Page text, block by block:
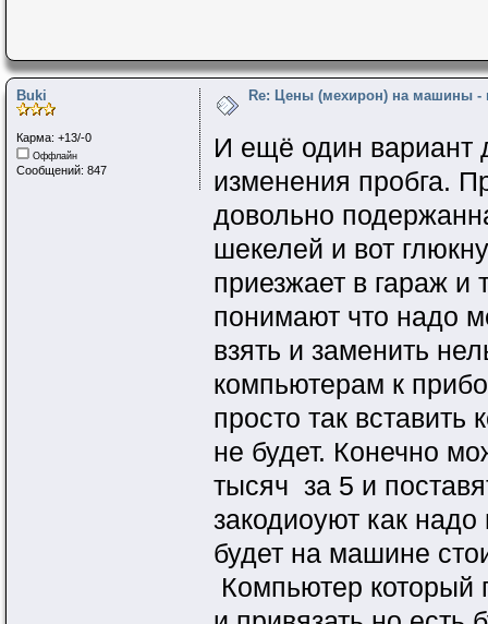
Buki
Карма: +13/-0
Оффлайн
Сообщений: 847
Re: Цены (мехирон) на машины -
И ещё один вариант
изменения пробга.
довольно
шекелей и вот
приезжает в гараж
понимают что надо
взять и заменить
компьютерам к
просто так
не будет. Конечно
тысяч за 5 и
закодиоуют как
будет на машине
Компьютер который